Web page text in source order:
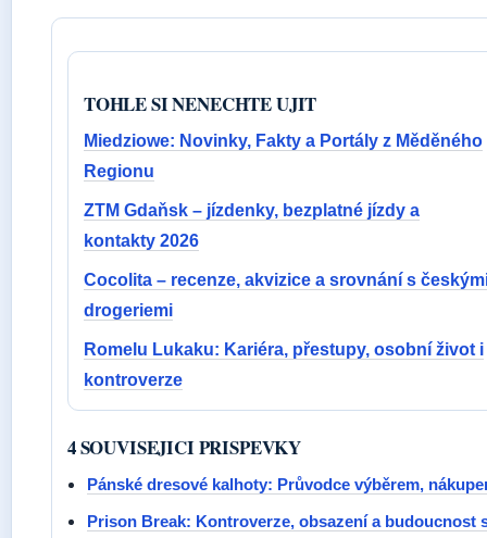
TOHLE SI NENECHTE UJIT
Miedziowe: Novinky, Fakty a Portály z Měděného
Regionu
ZTM Gdaňsk – jízdenky, bezplatné jízdy a
kontakty 2026
Cocolita – recenze, akvizice a srovnání s
drogeriemi
Romelu Lukaku: Kariéra, přestupy, osobní život i
kontroverze
4 SOUVISEJICI PRISPEVKY
Pánské dresové kalhoty: Průvodce výběrem,
Prison Break: Kontroverze, obsazení a budoucnost